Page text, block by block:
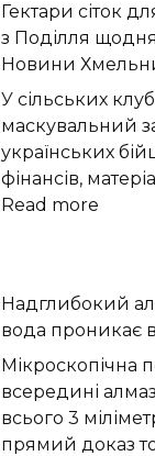
вуглець
під
поверхнею
Марса
Гектари сіток
з Поділля щодня
Новини
У сільських
маскувальний
українських
фінансів,
Read more
з
Надглибокий
вода проникає
Мікроскопічна
всередині
всього 3
прямий доказ